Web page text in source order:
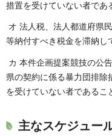
措置を受けていない者であ
オ 法人税、法人都道府県
等納付すべき税金を滞納し
カ 本件企画提案競技の公
県の契約に係る暴力団排除
を受けていない者であるこ
主なスケジュー